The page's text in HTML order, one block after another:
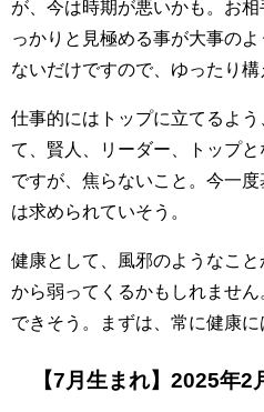
が、今は時期が悪いかも。お
っかりと見極める事が大事の
ないだけですので、ゆったり構
仕事的にはトップに立てるよ
て、賢人、リーダー、トップ
ですが、焦らないこと。今一
は求められていそう。
健康として、風邪のようなこ
から弱ってくるかもしれませ
できそう。まずは、常に健康に
【7月生まれ】2025年2